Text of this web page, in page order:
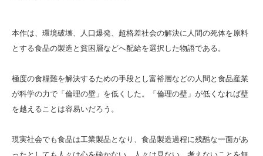
本作は、環境破壊、人口爆発、超格差社会の解決に人間の死体を原料
とする食品の製造と貧困層などへ配給を選択した物語である。
極度の食糧難を解決するための手段とし富裕層などの人間と食品産業
が科学の力で「倫理の壁」を低くした。「倫理の壁」が低くなれば壁
を越えることは容易いだろう。
現実社会でも食品は工業製品となり、食品製造過程に残酷な一面があ